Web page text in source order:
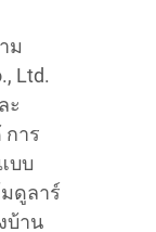
ม
Ltd.
ะ
าร
บบ
ดูลาร์
บ้าน